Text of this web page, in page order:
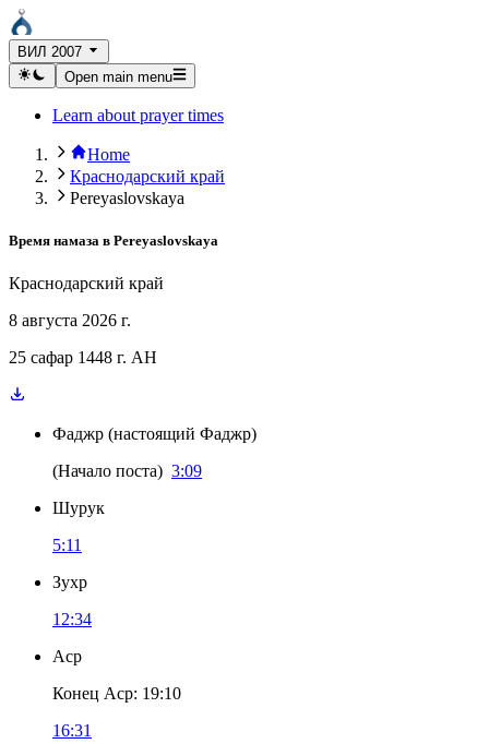
ВИЛ 2007
Open main menu
Learn about prayer times
Home
Краснодарский край
Pereyaslovskaya
Время намаза в Pereyaslovskaya
Краснодарский край
8 августа 2026 г.
25 сафар 1448 г. AH
Фаджр (настоящий Фаджр)
(Начало поста) 3:09
Шурук
5:11
Зухр
12:34
Аср
Конец Аср: 19:10
16:31